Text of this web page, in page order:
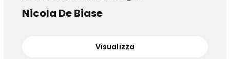
Nicola De Biase
Visualizza